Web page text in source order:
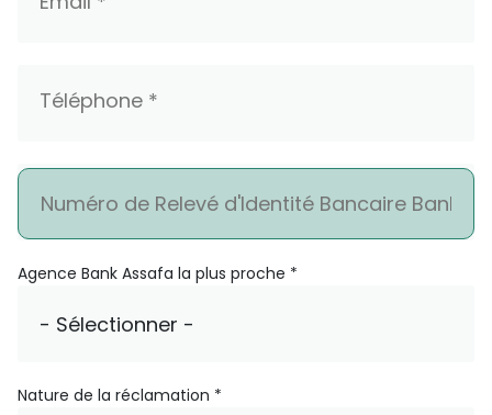
Numéro de Relevé d'Identité Bancaire Bank
Agence Bank Assafa la plus proche *
Nature de la réclamation *